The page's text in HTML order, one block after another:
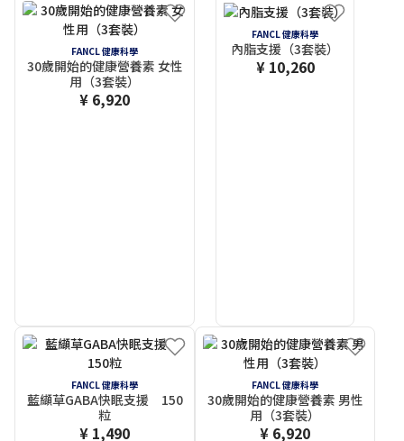
FANCL 健康科學
30歲開始的健康營養素 女性
用（3套裝）
¥ 6,920
FANCL 健康科學
內脂支援（3套裝）
¥ 10,260
FANCL 健康科學
藍纈草GABA快眠支援 150
粒
¥ 1,490
FANCL 健康科學
30歲開始的健康營養素 男性
用（3套裝）
¥ 6,920